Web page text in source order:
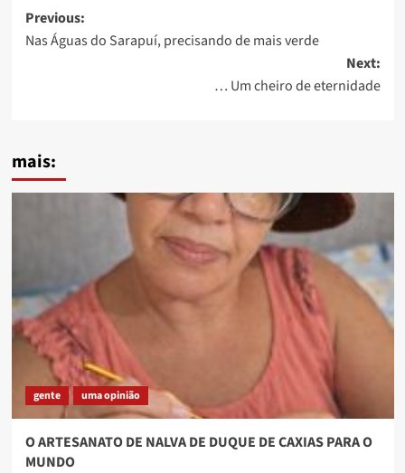
Post
navigation
Previous:
Nas Águas do Sarapuí, precisando de mais verde
Next:
… Um cheiro de eternidade
mais:
gente uma opinião
O ARTESANATO DE NALVA DE DUQUE DE CAXIAS PARA O
MUNDO